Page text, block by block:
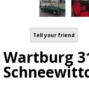
Tell your friend
Wartburg